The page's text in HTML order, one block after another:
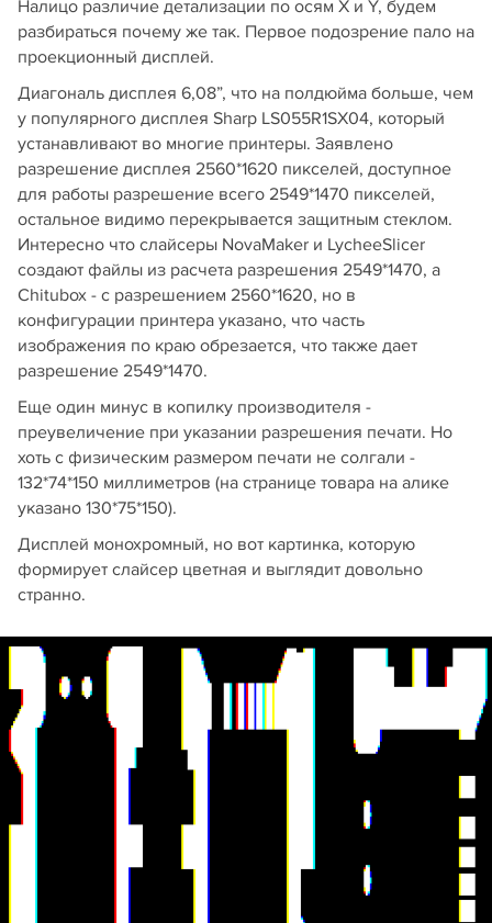
Налицо различие детализации по осям X и Y, будем
разбираться почему же так. Первое подозрение пало на
проекционный дисплей.
Диагональ дисплея 6,08”, что на полдюйма больше, чем
у популярного дисплея Sharp LS055R1SX04, который
устанавливают во многие принтеры. Заявлено
разрешение дисплея 2560*1620 пикселей, доступное
для работы разрешение всего 2549*1470 пикселей,
остальное видимо перекрывается защитным стеклом.
Интересно что слайсеры NovaMaker и LycheeSlicer
создают файлы из расчета разрешения 2549*1470, а
Chitubox - с разрешением 2560*1620, но в
конфигурации принтера указано, что часть
изображения по краю обрезается, что также дает
разрешение 2549*1470.
Еще один минус в копилку производителя -
преувеличение при указании разрешения печати. Но
хоть с физическим размером печати не солгали -
132*74*150 миллиметров (на странице товара на алике
указано 130*75*150).
Дисплей монохромный, но вот картинка, которую
формирует слайсер цветная и выглядит довольно
странно.